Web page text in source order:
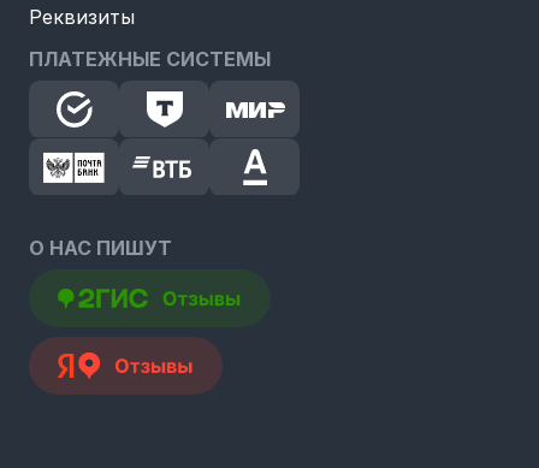
Реквизиты
ПЛАТЕЖНЫЕ СИСТЕМЫ
О НАС ПИШУТ